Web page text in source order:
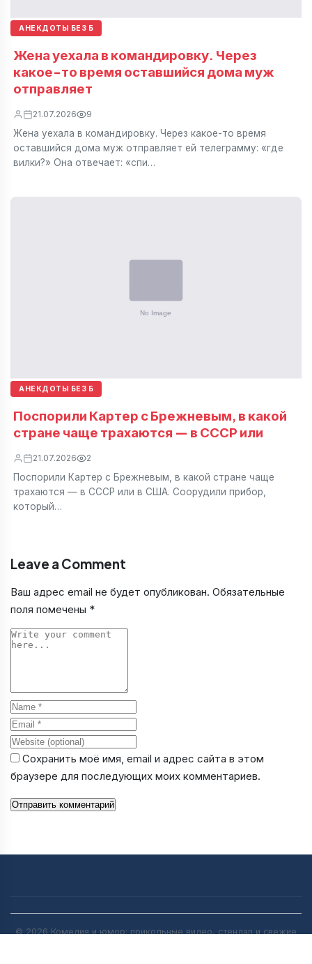
АНЕКДОТЫ БЕЗ Б
Жена уехала в командировку. Через
какое-то время оставшийся дома муж
отправляет
21.07.2026 9
Жена уехала в командировку. Через какое-то время
оставшийся дома муж отправляет ей телеграмму: «где
вилки?» Она отвечает: «спи…
АНЕКДОТЫ БЕЗ Б
Поспорили Картер с Брежневым, в какой
стране чаще трахаются — в СССР или
21.07.2026 2
Поспорили Картер с Брежневым, в какой стране чаще
трахаются — в СССР или в США. Соорудили прибор,
который…
Leave a Comment
Ваш адрес email не будет опубликован. Обязательные
поля помечены *
Comment
Name
Email
Website
Сохранить моё имя, email и адрес сайта в этом
браузере для последующих моих комментариев.
Отправить комментарий
© 2026 Комедия и юмор: прикольные видео, стендап и свежие